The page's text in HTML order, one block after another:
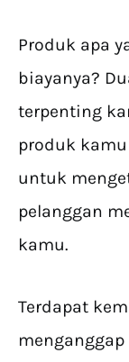
Produk apa
biayanya?
terpenting
produk
untuk
pelanggan
kamu.
Terdapat